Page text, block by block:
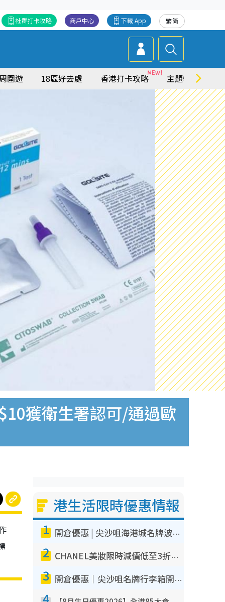
繁简
下載 App
商戶中心
社群打卡攻略
圍遊 18區好去處 香港打卡攻略 主題特集
獲衛生署認可/通過歐
港生活限時優惠情報
1 開倉優惠 | 尖沙咀海港城名牌波鞋開倉低至1折！On鞋$899起／Joy&Peace鞋履$98起
2 CHANEL美妝限時減價低至3折！人氣粉底/唇膏/精華液低至$275！COCO香水都有平
3 開倉優惠｜尖沙咀名牌行李箱開倉低至4折！一連5日 American Tourister/ace./Hallmark $200起！
4